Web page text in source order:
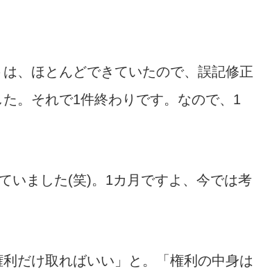
、ほとんどできていたので、誤記修正
。それで1件終わりです。なので、1
いました(笑)。1カ月ですよ、今では考
だけ取ればいい」と。「権利の中身は